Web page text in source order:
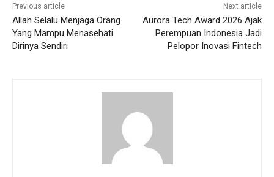
Previous article
Allah Selalu Menjaga Orang
Yang Mampu Menasehati
Dirinya Sendiri
Next article
Aurora Tech Award 2026 Ajak
Perempuan Indonesia Jadi
Pelopor Inovasi Fintech